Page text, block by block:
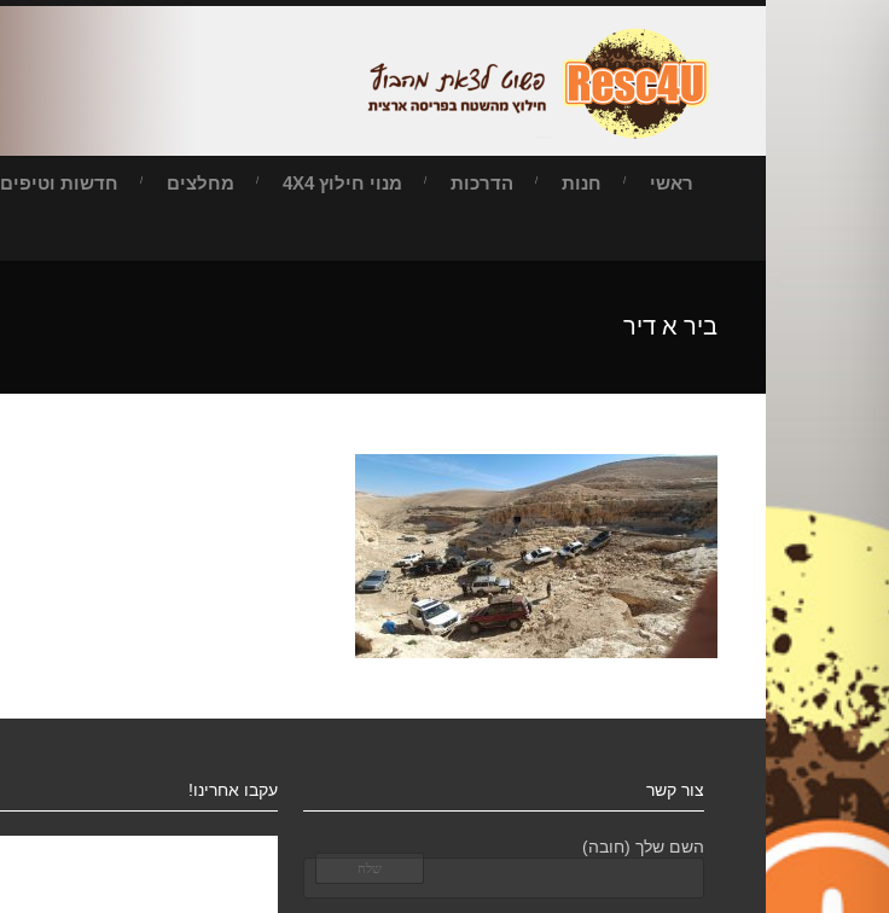
ראשי חנות הדרכות מנוי חילוץ 4X4 מחלצים חדשות וטיפים
ביר א דיר
צור קשר
השם שלך (חובה)
עקבו אחרינו!